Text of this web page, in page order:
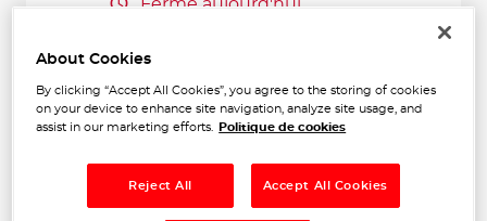
Fermé aujourd'hui
GARAGE TESSIER
La Fosse Bodeau
37250 VEIGNE
About Cookies
By clicking “Accept All Cookies”, you agree to the storing of cookies
on your device to enhance site navigation, analyze site usage, and
assist in our marketing efforts.
Politique de cookies
Reject All Accept All Cookies